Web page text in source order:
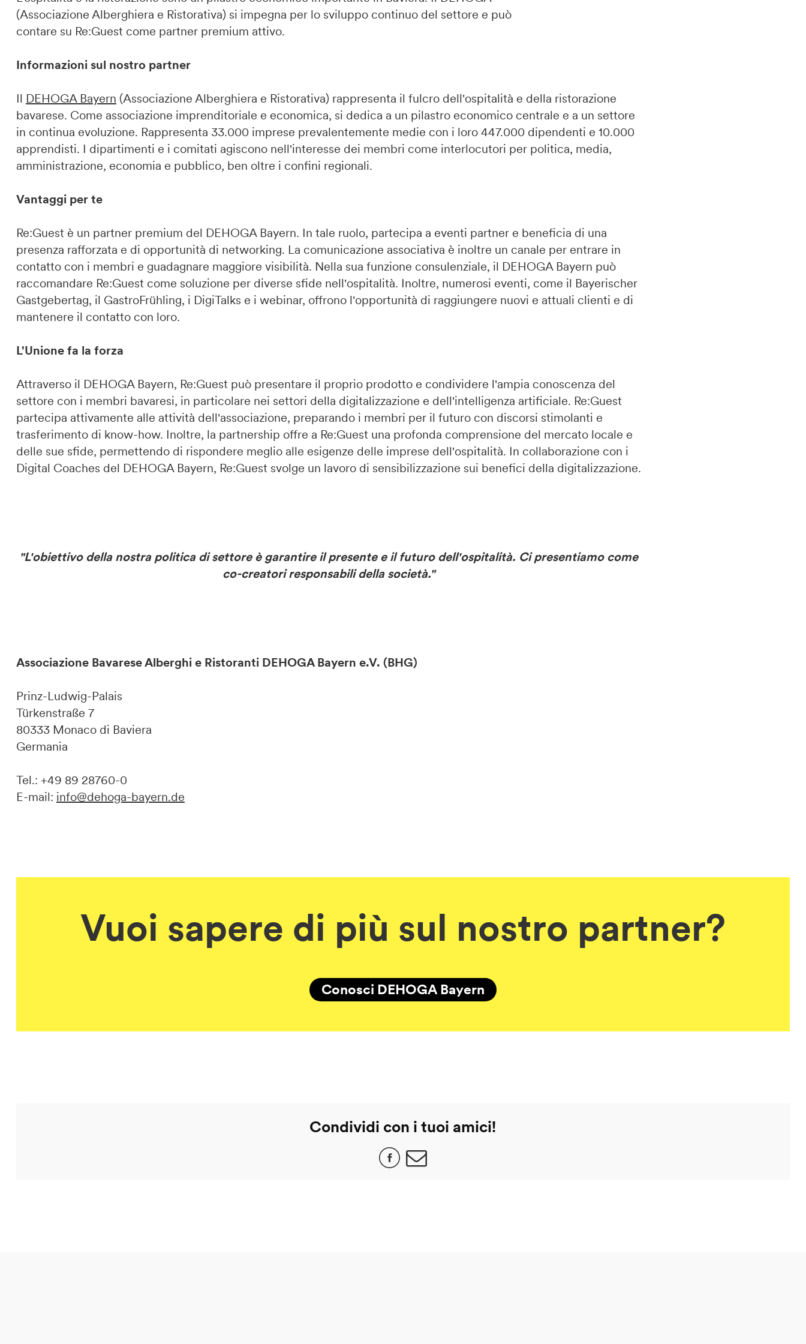
DE IT EN
(Associazione Alberghiera e Ristorativa) si impegna per lo sviluppo continuo del settore e può
contare su Re:Guest come partner premium attivo.
Informazioni sul nostro partner
Il DEHOGA Bayern (Associazione Alberghiera e Ristorativa) rappresenta il fulcro dell'ospitalità e della ristorazione
bavarese. Come associazione imprenditoriale e economica, si dedica a un pilastro economico centrale e a un settore
in continua evoluzione. Rappresenta 33.000 imprese prevalentemente medie con i loro 447.000 dipendenti e 10.000
apprendisti. I dipartimenti e i comitati agiscono nell'interesse dei membri come interlocutori per politica, media,
amministrazione, economia e pubblico, ben oltre i confini regionali.
Vantaggi per te
Re:Guest è un partner premium del DEHOGA Bayern. In tale ruolo, partecipa a eventi partner e beneficia di una
presenza rafforzata e di opportunità di networking. La comunicazione associativa è inoltre un canale per entrare in
contatto con i membri e guadagnare maggiore visibilità. Nella sua funzione consulenziale, il DEHOGA Bayern può
raccomandare Re:Guest come soluzione per diverse sfide nell'ospitalità. Inoltre, numerosi eventi, come il Bayerischer
Gastgebertag, il GastroFrühling, i DigiTalks e i webinar, offrono l'opportunità di raggiungere nuovi e attuali clienti e di
mantenere il contatto con loro.
L'Unione fa la forza
Attraverso il DEHOGA Bayern, Re:Guest può presentare il proprio prodotto e condividere l'ampia conoscenza del
settore con i membri bavaresi, in particolare nei settori della digitalizzazione e dell'intelligenza artificiale. Re:Guest
partecipa attivamente alle attività dell'associazione, preparando i membri per il futuro con discorsi stimolanti e
trasferimento di know-how. Inoltre, la partnership offre a Re:Guest una profonda comprensione del mercato locale e
delle sue sfide, permettendo di rispondere meglio alle esigenze delle imprese dell'ospitalità. In collaborazione con i
Digital Coaches del DEHOGA Bayern, Re:Guest svolge un lavoro di sensibilizzazione sui benefici della digitalizzazione.
"L'obiettivo della nostra politica di settore è garantire il presente e il futuro dell'ospitalità. Ci presentiamo come
co-creatori responsabili della società."
Associazione Bavarese Alberghi e Ristoranti DEHOGA Bayern e.V. (BHG)
Prinz-Ludwig-Palais
Türkenstraße 7
80333 Monaco di Baviera
Germania
Tel.: +49 89 28760-0
E-mail: info@dehoga-bayern.de
Vuoi sapere di più sul nostro partner?
Conosci DEHOGA Bayern
Condividi con i tuoi amici!